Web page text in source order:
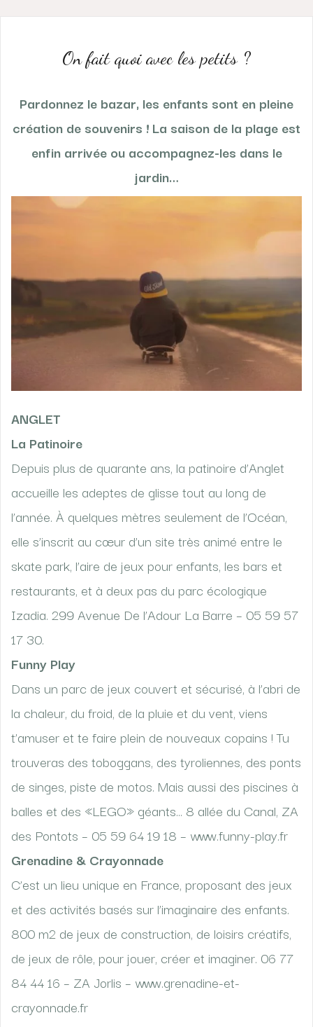
On fait quoi avec les petits ?
Pardonnez le bazar, les enfants sont en pleine
création de souvenirs ! La saison de la plage est
enfin arrivée ou accompagnez-les dans le
jardin…
ANGLET
La Patinoire
Depuis plus de quarante ans, la patinoire d’Anglet
accueille les adeptes de glisse tout au long de
l’année. À quelques mètres seulement de l’Océan,
elle s’inscrit au cœur d’un site très animé entre le
skate park, l’aire de jeux pour enfants, les bars et
restaurants, et à deux pas du parc écologique
Izadia. 299 Avenue De l’Adour La Barre – 05 59 57
17 30.
Funny Play
Dans un parc de jeux couvert et sécurisé, à l’abri de
la chaleur, du froid, de la pluie et du vent, viens
t’amuser et te faire plein de nouveaux copains ! Tu
trouveras des toboggans, des tyroliennes, des ponts
de singes, piste de motos. Mais aussi des piscines à
balles et des «LEGO» géants… 8 allée du Canal, ZA
des Pontots – 05 59 64 19 18 – www.funny-play.fr
Grenadine & Crayonnade
C’est un lieu unique en France, proposant des jeux
et des activités basés sur l’imaginaire des enfants.
800 m2 de jeux de construction, de loisirs créatifs,
de jeux de rôle, pour jouer, créer et imaginer. 06 77
84 44 16 – ZA Jorlis – www.grenadine-et-
crayonnade.fr